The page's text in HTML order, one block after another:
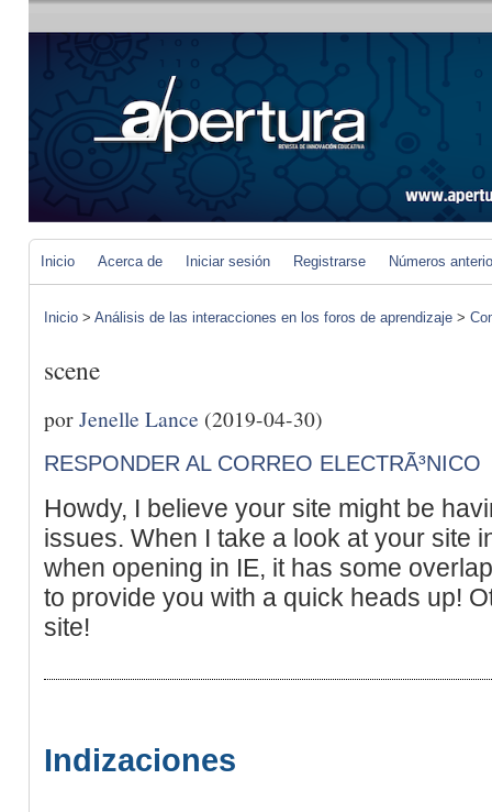
Inicio Acerca de Iniciar sesión Registrarse Números
Inicio > Análisis de las interacciones en los foros de aprendizaje >
scene
porJenelle Lance (2019-04-30)
RESPONDER AL CORREO ELECTRÃ³NICO
Howdy, I believe your site might be
issues. When I take a look at your site
when opening in IE, it has some
to provide you with a quick heads up!
site!
Indizaciones